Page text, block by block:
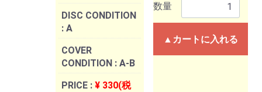
DISC CONDITION
: A
COVER
CONDITION : A-B
PRICE : ¥ 330(税
数量
▲カートに入れる